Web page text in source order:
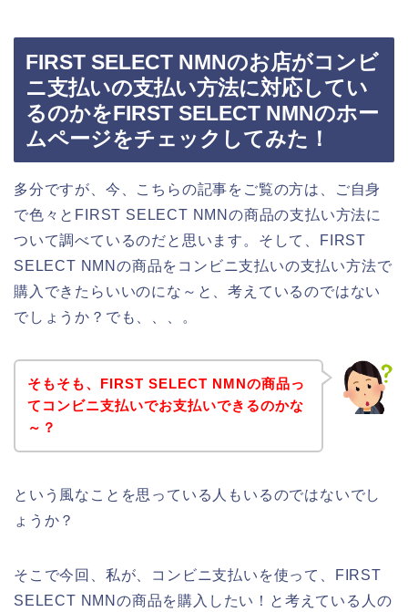
FIRST SELECT NMNのお店がコンビ
ニ支払いの支払い方法に対応してい
るのかをFIRST SELECT NMNのホー
ムページをチェックしてみた！
多分ですが、今、こちらの記事をご覧の方は、ご自身
で色々とFIRST SELECT NMNの商品の支払い方法に
ついて調べているのだと思います。そして、FIRST
SELECT NMNの商品をコンビニ支払いの支払い方法で
購入できたらいいのにな～と、考えているのではない
でしょうか？でも、、、。
そもそも、FIRST SELECT NMNの商品っ
てコンビニ支払いでお支払いできるのかな
～？
という風なことを思っている人もいるのではないでし
ょうか？
そこで今回、私が、コンビニ支払いを使って、FIRST
SELECT NMNの商品を購入したい！と考えている人の